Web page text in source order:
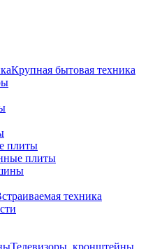
Крупная бытовая техника
плиты
плиты
техника
Телевизоры, кронштейны